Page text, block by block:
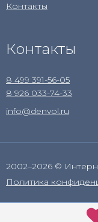
Контакты
Контакты
8 499 391-56-05
8 926 033-74-33
info@denvol.ru
2002–2026 ©
Политика